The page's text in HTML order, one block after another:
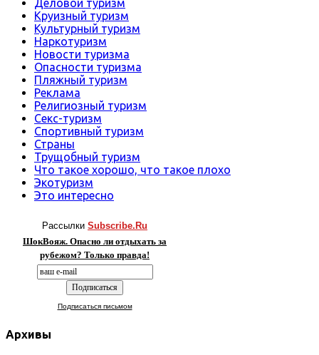
Деловой туризм
Круизный туризм
Культурный туризм
Наркотуризм
Новости туризма
Опасности туризма
Пляжный туризм
Реклама
Религиозный туризм
Секс-туризм
Спортивный туризм
Страны
Трущобный туризм
Что такое хорошо, что такое плохо
Экотуризм
Это интересно
Рассылки Subscribe.Ru
ШокВояж. Опасно ли отдыхать за
рубежом? Только правда!
Подписаться письмом
Архивы